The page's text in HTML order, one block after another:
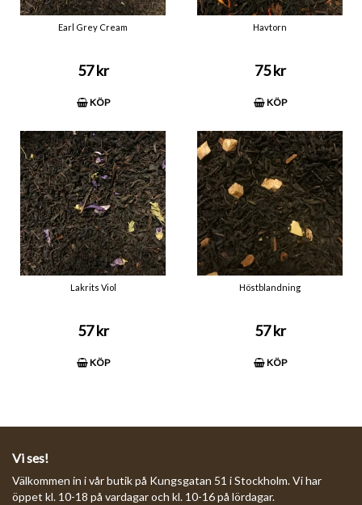
Earl Grey Cream
57 kr
KÖP
Havtorn
75 kr
KÖP
Lakrits Viol
57 kr
KÖP
Höstblandning
57 kr
KÖP
Vi ses!
Välkommen in i vår butik på Kungsgatan 51 i Stockholm. Vi har
öppet kl. 10-18 på vardagar och kl. 10-16 på lördagar.